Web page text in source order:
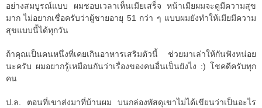
อย่างสมบูรณ์แบบ ผมชอบเวลาเห็นเมียเสร็จ หน้าเมียผมจะดูมีความสุข
มาก ไม่อยากเชื่อครับว่าผู้ชายอายุ 51 กว่า ๆ แบบผมยังทำให้เมียมีความ
สุขแบบนี้ได้ทุกวัน
ถ้าคุณเป็นคนหนึ่งที่เคยเกินอาหารเสริมตัวนี้ ช่วยมาเล่าให้กันฟังหน่อย
นะครับ ผมอยากรู้เหมือนกันว่าเรื่องของคนอื่นเป็นยังไง :) โชคดีครับทุก
คน
ป.ล. ตอนที่เขาส่งมาที่บ้านผม บนกล่องพัสดุเขาไม่ได้เขียนว่าเป็นอะไร